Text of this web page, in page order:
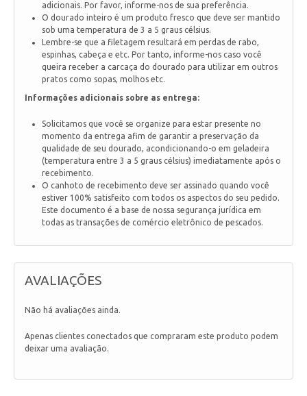
adicionais. Por favor, informe-nos de sua preferência.
O dourado inteiro é um produto fresco que deve ser mantido
sob uma temperatura de 3 a 5 graus célsius.
Lembre-se que a filetagem resultará em perdas de rabo,
espinhas, cabeça e etc. Por tanto, informe-nos caso você
queira receber a carcaça do dourado para utilizar em outros
pratos como sopas, molhos etc.
Informações adicionais sobre as entrega:
Solicitamos que você se organize para estar presente no
momento da entrega afim de garantir a preservação da
qualidade de seu dourado, acondicionando-o em geladeira
(temperatura entre 3 a 5 graus célsius) imediatamente após o
recebimento.
O canhoto de recebimento deve ser assinado quando você
estiver 100% satisfeito com todos os aspectos do seu pedido.
Este documento é a base de nossa segurança jurídica em
todas as transações de comércio eletrônico de pescados.
AVALIAÇÕES
Não há avaliações ainda.
Apenas clientes conectados que compraram este produto podem
deixar uma avaliação.